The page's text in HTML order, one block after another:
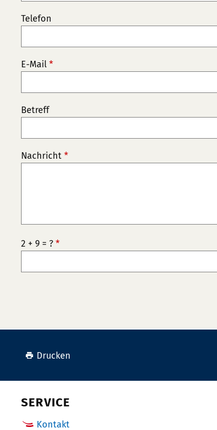
Telefon
E-Mail *
Betreff
Nachricht *
2 + 9 = ? *
Drucken
SERVICE
Kontakt